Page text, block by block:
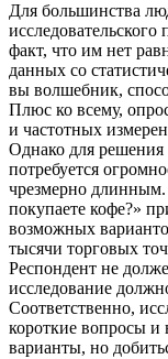
Для большинства
факт, что им нет
данных со
вы волшебник,
Плюс ко всему,
и частотных
Однако для решения
потребуется
чрезмерно длинным.
покупаете кофе?»
возможных
тысячи торговых
Респондент не
исследование
Соответственно,
короткие вопросы и
варианты, но